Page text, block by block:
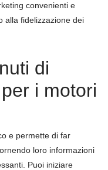
convenienti e
alla fidelizzazione dei
di
i motori
e permette di far
loro informazioni
Puoi iniziare